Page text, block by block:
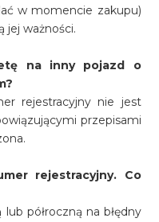
w momencie zakupu)
jej ważności.
na inny pojazd o
rejestracyjny nie jest
przepisami
rejestracyjny. Co
półroczną na błędny